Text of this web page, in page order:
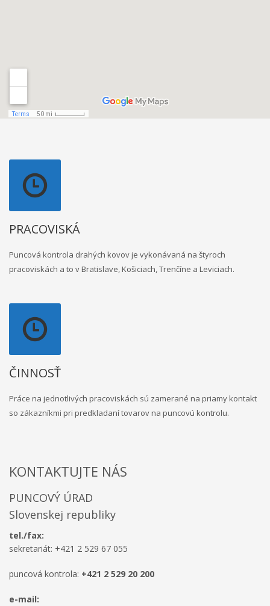
PRACOVISKÁ
Puncová kontrola drahých kovov je vykonávaná na štyroch
pracoviskách a to v Bratislave, Košiciach, Trenčíne a Leviciach.
ČINNOSŤ
Práce na jednotlivých pracoviskách sú zamerané na priamy kontakt
so zákazníkmi pri predkladaní tovarov na puncovú kontrolu.
KONTAKTUJTE NÁS
PUNCOVÝ ÚRAD
Slovenskej republiky
tel./fax:
sekretariát: +421 2 529 67 055
puncová kontrola: +421 2 529 20 200
e-mail: